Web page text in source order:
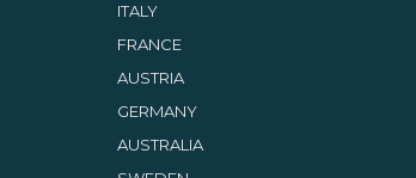
ITALY
FRANCE
AUSTRIA
GERMANY
AUSTRALIA